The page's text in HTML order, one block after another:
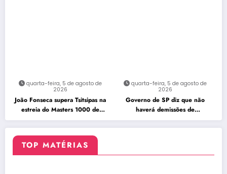
quarta-feira, 5 de agosto de
2026
João Fonseca supera Tsitsipas na
estreia do Masters 1000 de
Montreal
quarta-feira, 5 de agosto de
2026
Governo de SP diz que não
haverá demissões de
funcionários da CPTM
TOP MATÉRIAS